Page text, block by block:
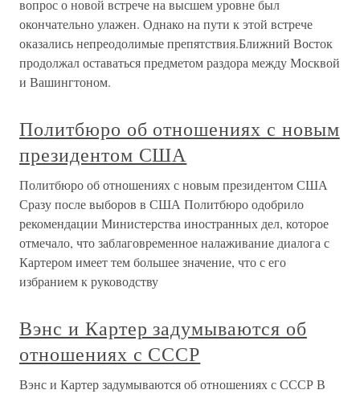
вопрос о новой встрече на высшем уровне был
окончательно улажен. Однако на пути к этой встрече
оказались непреодолимые препятствия.Ближний Восток
продолжал оставаться предметом раздора между Москвой
и Вашингтоном.
Политбюро об отношениях с новым
президентом США
Политбюро об отношениях с новым президентом США
Сразу после выборов в США Политбюро одобрило
рекомендации Министерства иностранных дел, которое
отмечало, что заблаговременное налаживание диалога с
Картером имеет тем большее значение, что с его
избранием к руководству
Вэнс и Картер задумываются об
отношениях с СССР
Вэнс и Картер задумываются об отношениях с СССР В